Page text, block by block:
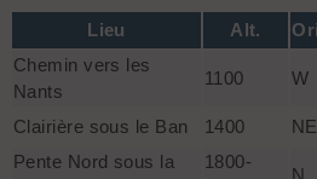
Lieu Alt.
Chemin vers les
Nants
1100 W
Clairière sous le Ban
1400 NE
Pente Nord sous la
1800-